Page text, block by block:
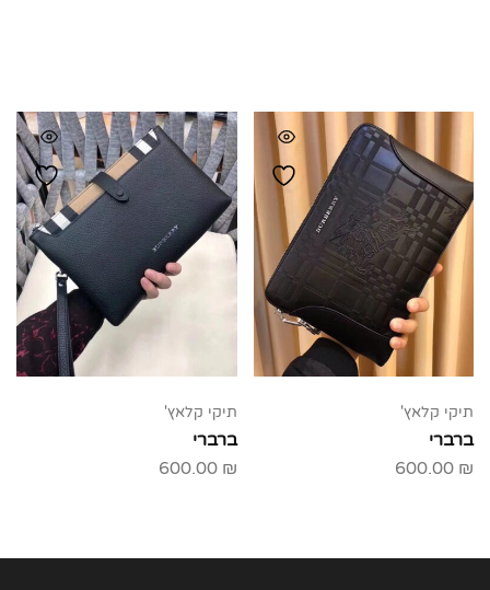
תיקי קלאץ'
ברברי
600.00 ₪
תיקי קלאץ'
ברברי
600.00 ₪